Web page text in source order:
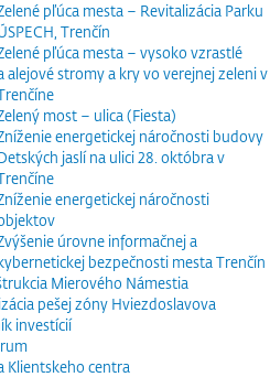
pľúca mesta – Revitalizácia Parku
Trenčín
pľúca mesta – vysoko vzrastlé
alejové stromy a kry vo verejnej zeleni v
most – ulica (Fiesta)
energetickej náročnosti budovy
jaslí na ulici 28. októbra v
energetickej náročnosti
úrovne informačnej a
bezpečnosti mesta Trenčín
Mierového Námestia
pešej zóny Hviezdoslavova
investícií
Klientskeho centra